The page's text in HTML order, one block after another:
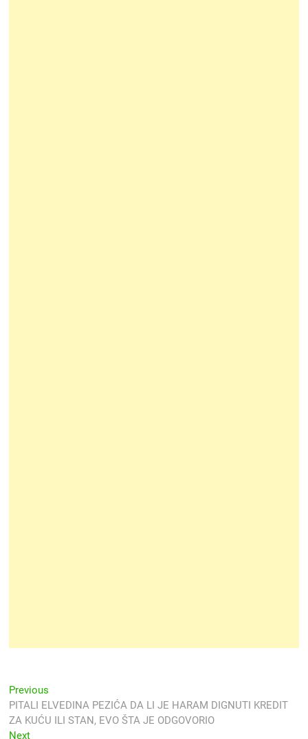
Navigacija
objava
Previous
post:
PITALI ELVEDINA PEZIĆA DA LI JE HARAM DIGNUTI KREDIT
ZA KUĆU ILI STAN, EVO ŠTA JE ODGOVORIO
NextNext